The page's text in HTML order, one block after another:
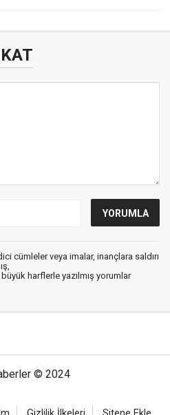
cümleler veya imalar, inançlara saldırı
harflerle yazılmış yorumlar
© 2024